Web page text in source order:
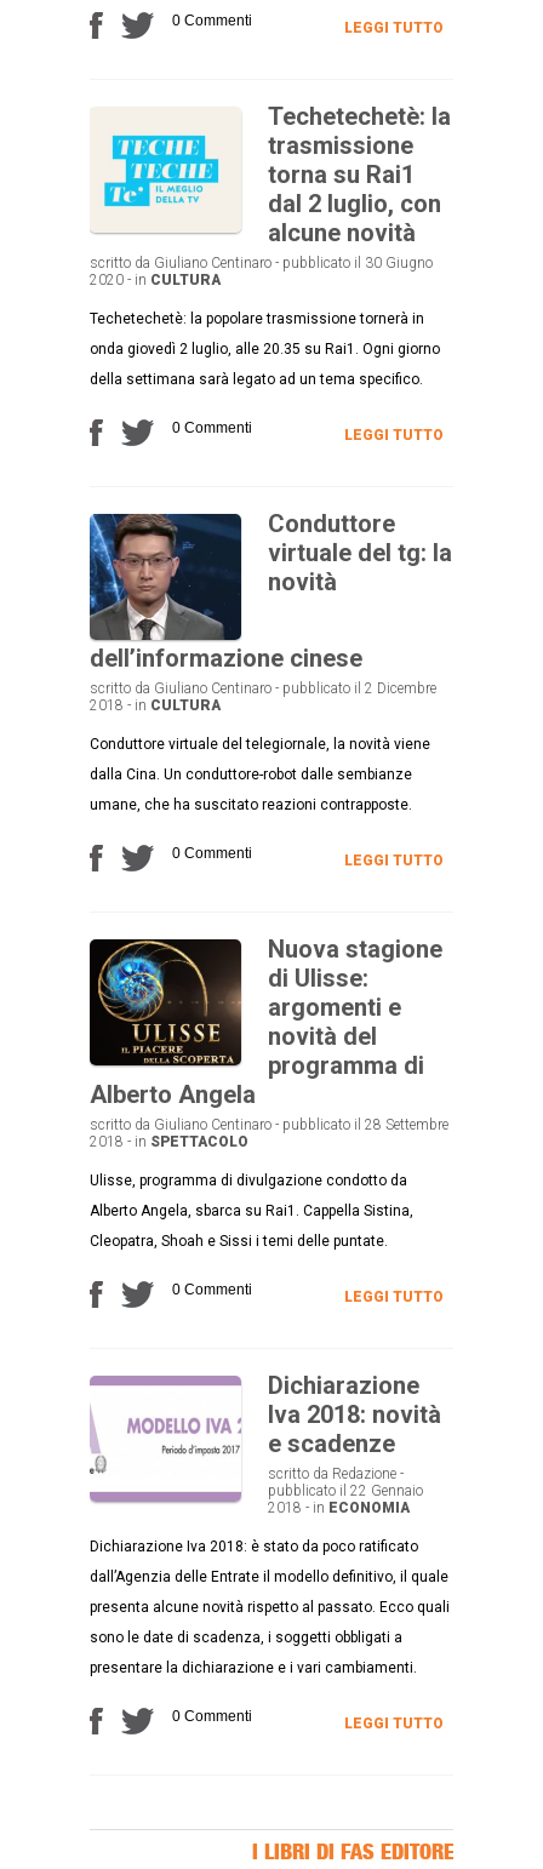
0 Commenti LEGGI TUTTO
Techetechetè: la
trasmissione
torna su Rai1
dal 2 luglio, con
alcune novità
scritto da Giuliano Centinaro - pubblicato il 30 Giugno
2020 - in CULTURA
Techetechetè: la popolare trasmissione tornerà in
onda giovedì 2 luglio, alle 20.35 su Rai1. Ogni giorno
della settimana sarà legato ad un tema specifico.
0 Commenti LEGGI TUTTO
Conduttore
virtuale del tg: la
novità
dell’informazione cinese
scritto da Giuliano Centinaro - pubblicato il 2 Dicembre
2018 - in CULTURA
Conduttore virtuale del telegiornale, la novità viene
dalla Cina. Un conduttore-robot dalle sembianze
umane, che ha suscitato reazioni contrapposte.
0 Commenti LEGGI TUTTO
Nuova stagione
di Ulisse:
argomenti e
novità del
programma di
Alberto Angela
scritto da Giuliano Centinaro - pubblicato il 28 Settembre
2018 - in SPETTACOLO
Ulisse, programma di divulgazione condotto da
Alberto Angela, sbarca su Rai1. Cappella Sistina,
Cleopatra, Shoah e Sissi i temi delle puntate.
0 Commenti LEGGI TUTTO
Dichiarazione
Iva 2018: novità
e scadenze
scritto da Redazione -
pubblicato il 22 Gennaio
2018 - in ECONOMIA
Dichiarazione Iva 2018: è stato da poco ratificato
dall’Agenzia delle Entrate il modello definitivo, il quale
presenta alcune novità rispetto al passato. Ecco quali
sono le date di scadenza, i soggetti obbligati a
presentare la dichiarazione e i vari cambiamenti.
0 Commenti LEGGI TUTTO
I LIBRI DI FAS EDITORE